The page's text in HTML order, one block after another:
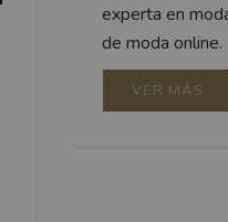
experta en
de moda online.
VER MÁS